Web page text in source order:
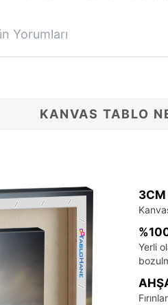
Yorumları
KANVAS TABLO
3CM
Yerli